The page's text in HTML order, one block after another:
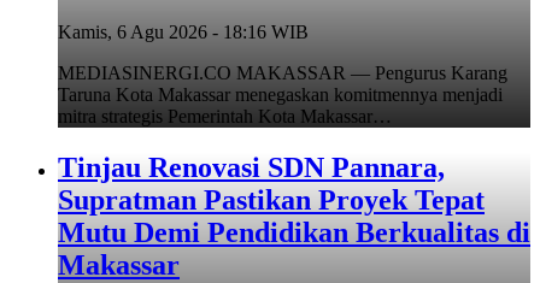
Kamis, 6 Agu 2026 - 18:16 WIB
MEDIASINERGI.CO MAKASSAR — Pengurus Karang
Taruna Kota Makassar menegaskan komitmennya menjadi
mitra strategis Pemerintah Kota Makassar…
Tinjau Renovasi SDN Pannara,
Supratman Pastikan Proyek Tepat
Mutu Demi Pendidikan Berkualitas di
Makassar